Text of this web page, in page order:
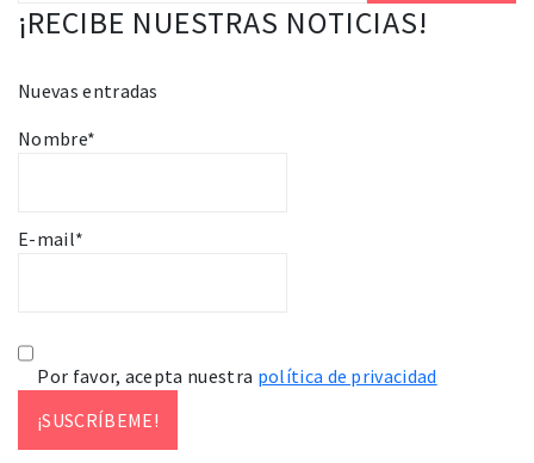
¡RECIBE NUESTRAS NOTICIAS!
Nuevas entradas
Nombre*
E-mail*
Por favor, acepta nuestra política de privacidad